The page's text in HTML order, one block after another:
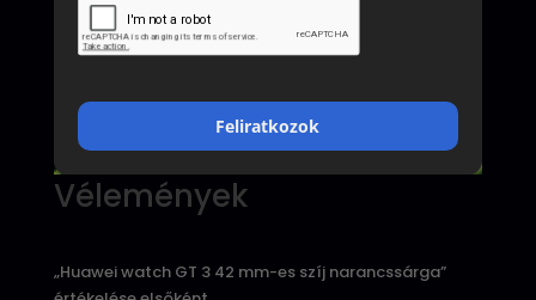
Feliratkozok
Vélemények
„Huawei watch GT 3 42 mm-es szíj narancssárga”